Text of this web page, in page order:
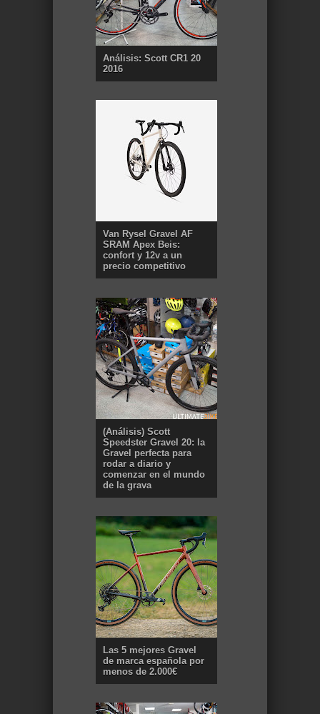
Análisis: Scott CR1 20
2016
Van Rysel Gravel AF
SRAM Apex Beis:
confort y 12v a un
precio competitivo
(Análisis) Scott
Speedster Gravel 20: la
Gravel perfecta para
rodar a diario y
comenzar en el mundo
de la grava
Las 5 mejores Gravel
de marca española por
menos de 2.000€